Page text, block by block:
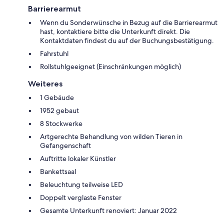
Barrierearmut
Wenn du Sonderwünsche in Bezug auf die Barrierearmut
hast, kontaktiere bitte die Unterkunft direkt. Die
Kontaktdaten findest du auf der Buchungsbestätigung.
Fahrstuhl
Rollstuhlgeeignet (Einschränkungen möglich)
Weiteres
1 Gebäude
1952 gebaut
8 Stockwerke
Artgerechte Behandlung von wilden Tieren in
Gefangenschaft
Auftritte lokaler Künstler
Bankettsaal
Beleuchtung teilweise LED
Doppelt verglaste Fenster
Gesamte Unterkunft renoviert: Januar 2022